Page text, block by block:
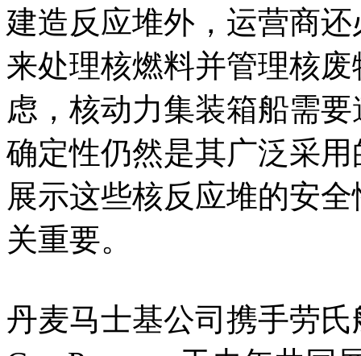
建造反应堆外，运营商
来处理核燃料并管理核
虑，核动力集装箱船需
确定性仍然是其广泛采
展示这些核反应堆的安
关重要。
丹麦马士基公司携手劳